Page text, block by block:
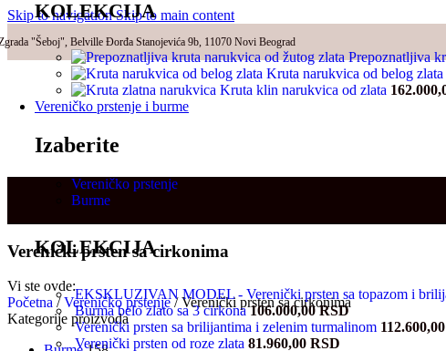
Skip to navigationSkip to main content
"Šeboj", Belville Đorđa Stanojevića 9b, 11070 Novi Beograd
KOLEKCIJA
Prepoznatljiva
Kruta narukvica od belog zlata
Kruta klin narukvica od zlata
Vereničko prstenje i burme
Izaberite
Vereničko prstenje
Burme
KOLEKCIJA
EKSKLUZIVAN MODEL - Verenički prsten sa topazom i
Burma belo zlato sa 3 cirkona106.000,00RSD
Verenički prsten sa brilijantima i zelenim turmalinom 112.600,00
Verenički prsten od roze zlata 81.960,00 RSD
Verenički prsten sa cirkonima
Vi ste ovde:
Početna / Vereničko prstenje/ Verenički prsten sa cirkonima
Kategorije proizvoda